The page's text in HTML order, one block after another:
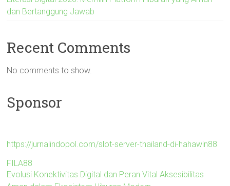
dan Bertanggung Jawab
Recent Comments
No comments to show.
Sponsor
https://jurnalindopol.com/slot-server-thailand-di-hahawin88
FILA88
Evolusi Konektivitas Digital dan Peran Vital Aksesibilitas